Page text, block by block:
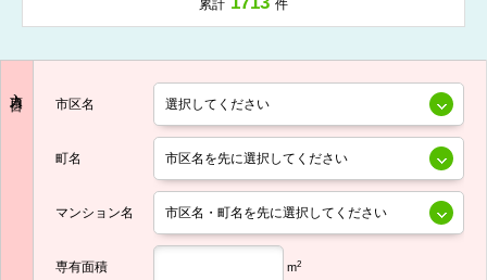
累計 件
市区名
町名
マンション名
専有面積 m2